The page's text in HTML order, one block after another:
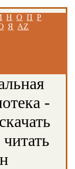
Н О П Р
Я AZ
-